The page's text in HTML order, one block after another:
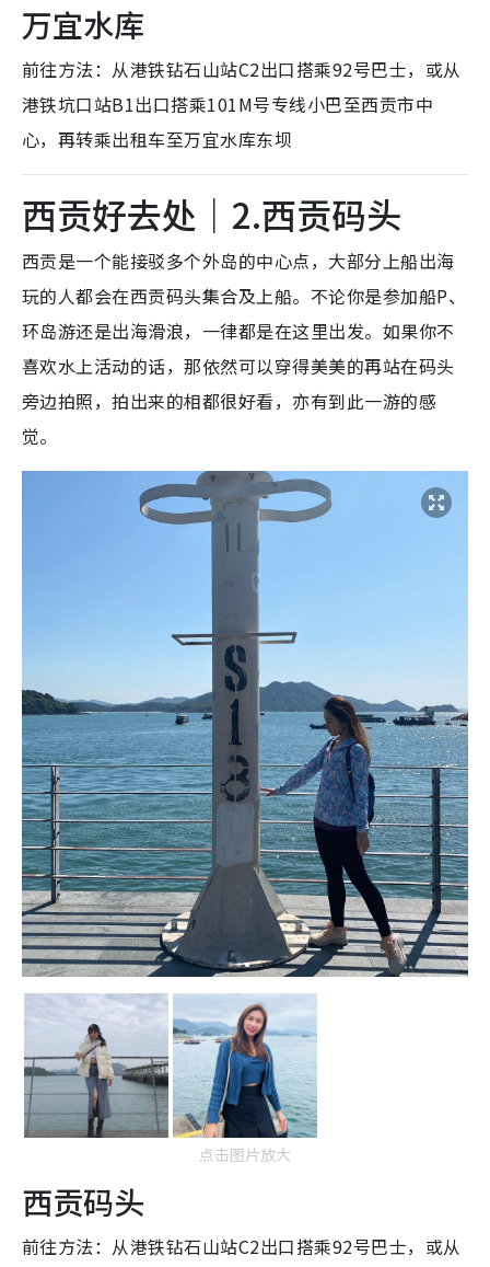
万宜水库
前往方法：从港铁钻石山站C2出口搭乘92号巴士，或从
港铁坑口站B1出口搭乘101M号专线小巴至西贡市中
心，再转乘出租车至万宜水库东坝
西贡好去处｜2.西贡码头
西贡是一个能接驳多个外岛的中心点，大部分上船出海
玩的人都会在西贡码头集合及上船。不论你是参加船P、
环岛游还是出海滑浪，一律都是在这里出发。如果你不
喜欢水上活动的话，那依然可以穿得美美的再站在码头
旁边拍照，拍出来的相都很好看，亦有到此一游的感
觉。
点击图片放大
西贡码头
前往方法：从港铁钻石山站C2出口搭乘92号巴士，或从